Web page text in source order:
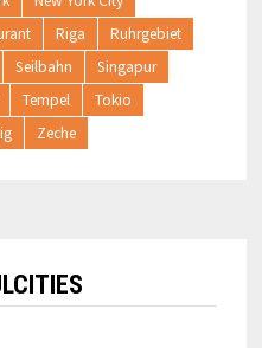
Riga
Ruhrgebiet
Seilbahn
Singapur
Tempel
Tokio
Zeche